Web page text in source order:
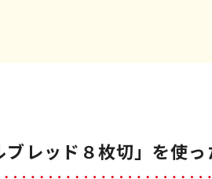
ブレッド８枚切」を使